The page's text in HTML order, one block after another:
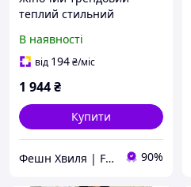
теплий стильний
кольору кардиган 42-48
В наявності
від 194₴/міс
1 944₴
Купити
Фешн Хвиля | Fashion Wave 90%